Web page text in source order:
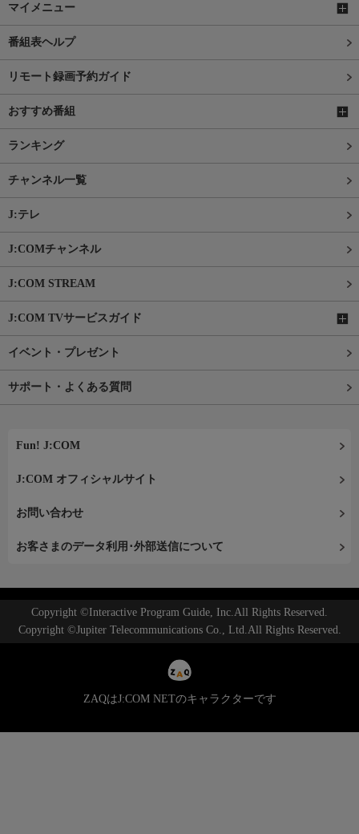
マイメニュー
番組表ヘルプ
リモート録画予約ガイド
おすすめ番組
ランキング
チャンネル一覧
J:テレ
J:COMチャンネル
J:COM STREAM
J:COM TVサービスガイド
イベント・プレゼント
サポート・よくある質問
Fun! J:COM
J:COM オフィシャルサイト
お問い合わせ
お客さまのデータ利用･外部送信について
Copyright ©Interactive Program Guide, Inc.All Rights Reserved.
Copyright ©Jupiter Telecommunications Co., Ltd.All Rights Reserved.
ZAQはJ:COM NETのキャラクターです